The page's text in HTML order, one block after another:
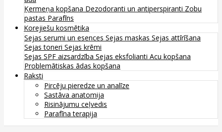
Ķermeņa kopšana Dezodoranti un antiperspiranti Zobu
pastas Parafīns
Korejiešu kosmētika
Sejas serumi un esences Sejas maskas Sejas attīrīšana
Sejas toneri Sejas krēmi
Sejas SPF aizsardzība Sejas eksfolianti Acu kopšana
Problemātiskas ādas kopšana
Raksti
Pircēju pieredze un analīze
Sastāva anatomija
Risinājumu ceļvedis
Parafīna terapija